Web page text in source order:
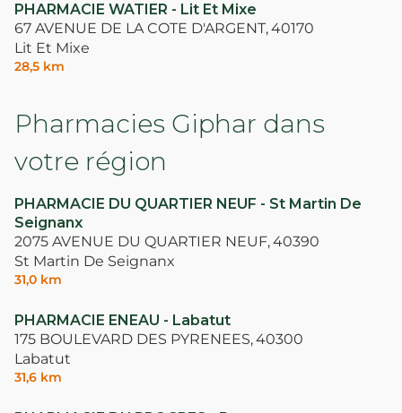
PHARMACIE WATIER - Lit Et Mixe
67 AVENUE DE LA COTE D'ARGENT,40170
Lit Et Mixe
28,5 km
Pharmacies Giphar dans
votre région
PHARMACIE DU QUARTIER NEUF - St Martin De
Seignanx
2075 AVENUE DU QUARTIER NEUF,40390
St Martin De Seignanx
31,0 km
PHARMACIE ENEAU - Labatut
175 BOULEVARD DES PYRENEES,40300
Labatut
31,6 km